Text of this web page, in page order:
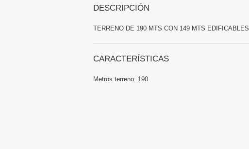
DESCRIPCIÓN
TERRENO DE 190 MTS CON 149 MTS EDIFICABLES
CARACTERÍSTICAS
Metros terreno: 190